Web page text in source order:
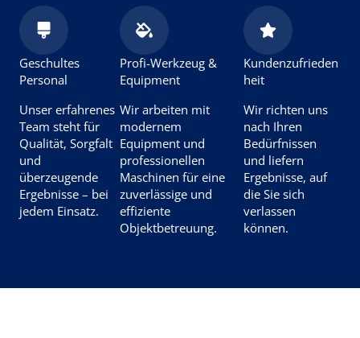
Geschultes
Personal
Unser erfahrenes
Team steht für
Qualität, Sorgfalt
und
überzeugende
Ergebnisse – bei
jedem Einsatz.
Profi-Werkzeug &
Equipment
Wir arbeiten mit
modernem
Equipment und
professionellen
Maschinen für eine
zuverlässige und
effiziente
Objektbetreuung.
Kundenzufrieden
heit
Wir richten uns
nach Ihren
Bedürfnissen
und liefern
Ergebnisse, auf
die Sie sich
verlassen
können.